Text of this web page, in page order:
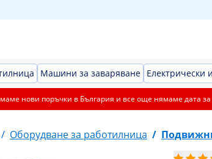
Машини за заваряване Електрически
нови поръчки в България и все още нямаме дата
/ Оборудване за работилница /